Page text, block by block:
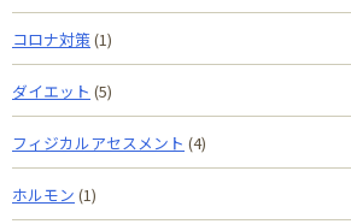
コロナ対策 (1)
ダイエット (5)
フィジカルアセスメント (4)
ホルモン (1)